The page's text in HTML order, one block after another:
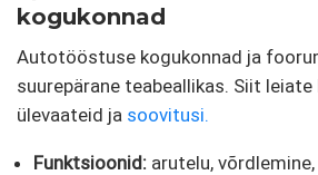
kogukonnad
Autotööstuse kogukonnad ja
suurepärane teabeallikas. Siit
ülevaateid ja soovitusi.
Funktsioonid: arutelu, võrdlemine,